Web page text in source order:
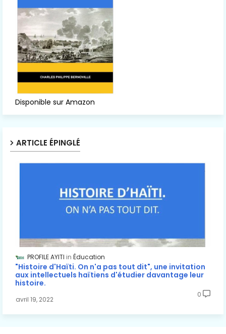
Disponible sur Amazon
ARTICLE ÉPINGLÉ
PROFILE AYITI Éducation
"Histoire d'Haïti. On n'a pas tout dit", une invitation
aux intellectuels haïtiens d'étudier davantage leur
histoire.
avril 19, 2022
0